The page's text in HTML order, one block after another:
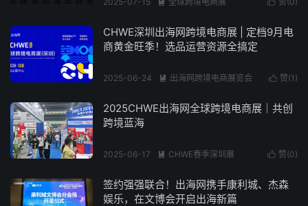
CHWE深圳出海网跨境电商展 | 定档9月电
商黄金旺季！选品运营资源全搞定
 赞(1 )
2025-06-24  出海网跨境电商展览会
2025CHWE出海网全球跨境电商展｜共创
跨境蓝海
 赞(0)
2025-06-17  CHWE春季深圳展
签约强强联合！出海网携手康利城、杰森
娱乐，在文博会开启出海新篇